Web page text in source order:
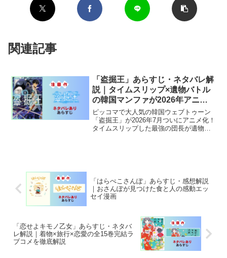
関連記事
「盗掘王」あらすじ・ネタバレ解
説｜タイムスリップ×遺物バトル
の韓国マンファが2026年アニメ
化
ピッコマで大人気の韓国ウェブトゥーン
「盗掘王」が2026年7月ついにアニメ化！
タイムスリップした最強の団長が遺物を
「はらぺこさんぽ」あらすじ・感想解説
｜おさんぽが見つけた食と人の感動エッ
セイ漫画
「恋せよキモノ乙女」あらすじ・ネタバ
レ解説｜着物×旅行×恋愛の全15巻完結ラ
ブコメを徹底解説